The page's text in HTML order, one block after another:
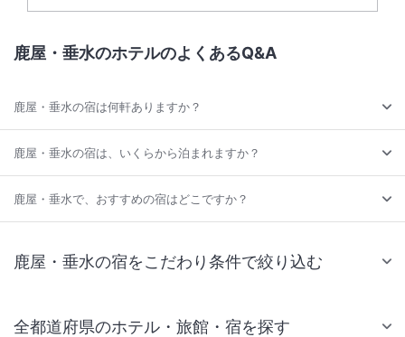
鹿屋・垂水のホテルのよくあるQ&A
鹿屋・垂水の宿は何軒ありますか？
鹿屋・垂水の宿は、いくらから泊まれますか？
鹿屋・垂水で、おすすめの宿はどこですか？
鹿屋・垂水の宿をこだわり条件で絞り込む
全都道府県のホテル・旅館・宿を探す